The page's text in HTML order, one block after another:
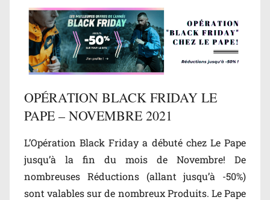
OPÉRATION BLACK FRIDAY LE
PAPE – NOVEMBRE 2021
L’Opération Black Friday a débuté chez Le Pape
jusqu’à la fin du mois de Novembre! De
nombreuses Réductions (allant jusqu’à -50%)
sont valables sur de nombreux Produits. Le Pape